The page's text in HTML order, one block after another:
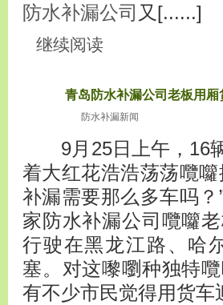
防水补漏公司 又[......]
继续阅读
青岛防水补漏公司老板用厢
防水补漏新闻
9月25日上午，16
着大红花浩浩荡荡囕
补漏需要那么多车吗
家防水补漏公司囕囖
行驶在黑龙江路、哈
塞。对这嚟嚠种独特
有不少市民觉得用货车